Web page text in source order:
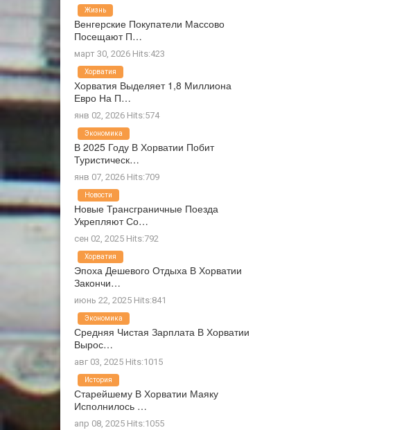
Венгерские Покупатели Массово
Посещают П…
март 30, 2026 Hits:423
Жизнь
Хорватия Выделяет 1,8 Миллиона
Евро На П…
янв 02, 2026 Hits:574
Хорватия
В 2025 Году В Хорватии Побит
Туристическ…
янв 07, 2026 Hits:709
Экономика
Новые Трансграничные Поезда
Укрепляют Со…
сен 02, 2025 Hits:792
Новости
Эпоха Дешевого Отдыха В Хорватии
Закончи…
июнь 22, 2025 Hits:841
Хорватия
Средняя Чистая Зарплата В Хорватии
Вырос…
авг 03, 2025 Hits:1015
Экономика
Старейшему В Хорватии Маяку
Исполнилось …
апр 08, 2025 Hits:1055
История